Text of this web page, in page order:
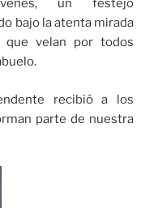
un festejo
bajo la atenta mirada
que velan por todos
recibió a los
parte de nuestra